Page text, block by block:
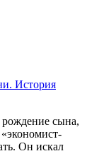
История
сына,
Он искал